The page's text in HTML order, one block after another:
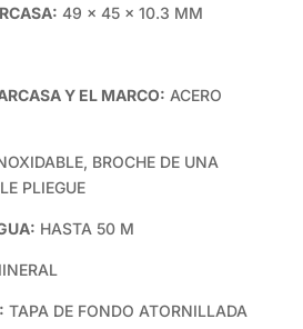
49 × 45 × 10.3 MM
Y EL MARCO: ACERO
BROCHE DE UNA
PLIEGUE
HASTA 50 M
TAPA DE FONDO ATORNILLADA